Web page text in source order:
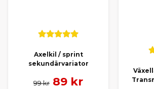
Axelkil / sprint
sekundärvariator
99 kr 89 kr